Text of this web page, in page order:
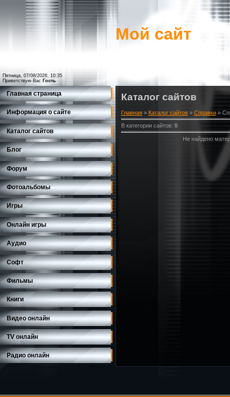
Пятница, 07/08/2026, 10:35
Приветствую Вас Гость
Мой сайт
Главная страница
Информация о сайте
Каталог сайтов
Блог
Форум
Фотоальбомы
Игры
Онлайн игры
Аудио
Софт
Фильмы
Книги
Видео онлайн
TV онлайн
Радио онлайн
Каталог сайтов
Главная » Каталог сайтов » Справки »
В категории сайтов: 0
Не найдено